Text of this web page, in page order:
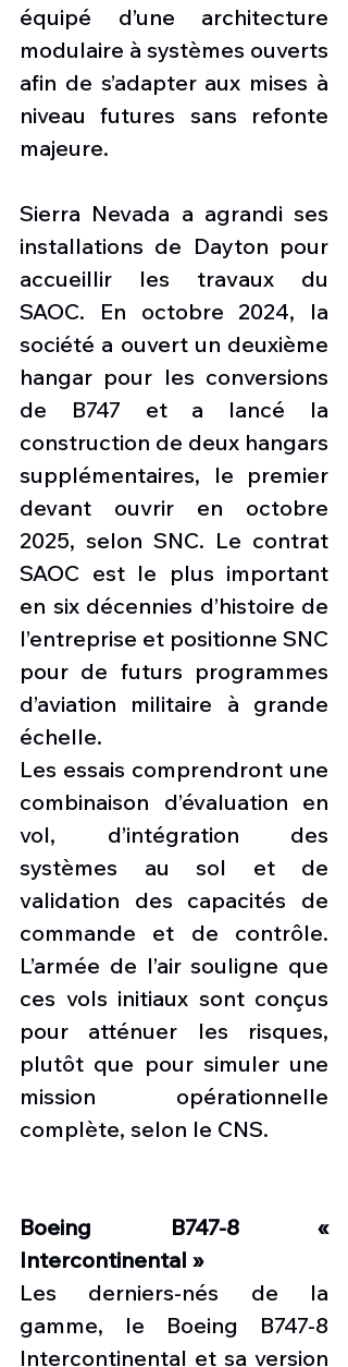
équipé d’une architecture
modulaire à systèmes ouverts
afin de s’adapter aux mises à
niveau futures sans refonte
majeure.
Sierra Nevada a agrandi ses
installations de Dayton pour
accueillir les travaux du
SAOC. En octobre 2024, la
société a ouvert un deuxième
hangar pour les conversions
de B747 et a lancé la
construction de deux hangars
supplémentaires, le premier
devant ouvrir en octobre
2025, selon SNC. Le contrat
SAOC est le plus important
en six décennies d’histoire de
l’entreprise et positionne SNC
pour de futurs programmes
d’aviation militaire à grande
échelle.
Les essais comprendront une
combinaison d’évaluation en
vol, d’intégration des
systèmes au sol et de
validation des capacités de
commande et de contrôle.
L’armée de l’air souligne que
ces vols initiaux sont conçus
pour atténuer les risques,
plutôt que pour simuler une
mission opérationnelle
complète, selon le CNS.
Boeing B747-8 «
Intercontinental »
Les derniers-nés de la
gamme, le Boeing B747-8
Intercontinental et sa version